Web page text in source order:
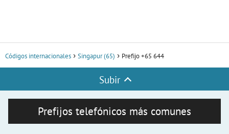
Códigos internacionales Singapur (65) Prefijo +65 644
Subir
Prefijos telefónicos más comunes